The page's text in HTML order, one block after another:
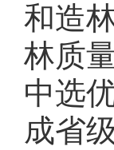
和造
林质
中选
成省